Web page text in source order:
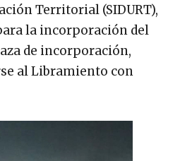
Territorial (SIDURT),
la incorporación del
de incorporación,
al Libramiento con